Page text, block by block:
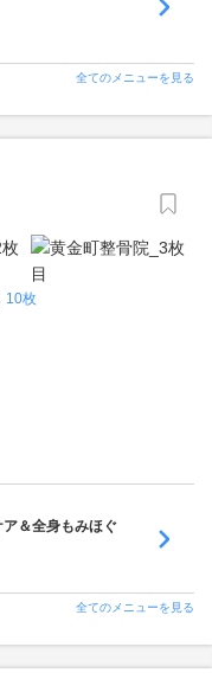
全てのメニューを見る
10枚
ア＆全身もみほぐ
全てのメニューを見る